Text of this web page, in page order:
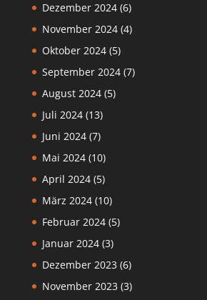
Dezember 2024(6)
November 2024(4)
Oktober 2024(5)
September 2024(7)
August 2024(5)
Juli 2024(13)
Juni 2024(7)
Mai 2024(10)
April 2024(5)
März 2024(10)
Februar 2024(5)
Januar 2024(3)
Dezember 2023 (6)
November 2023 (3)